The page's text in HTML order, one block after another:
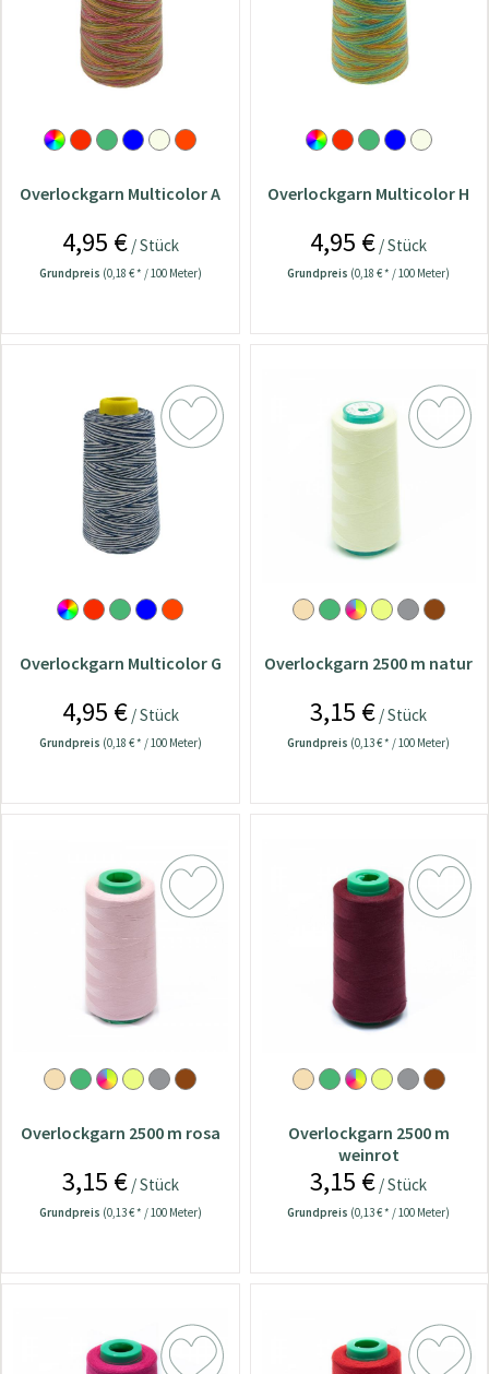
Overlockgarn Multicolor A
4,95 €/ Stück
Grundpreis (0,18 € * / 100 Meter)
Overlockgarn Multicolor H
4,95 € / Stück
Grundpreis (0,18 € * / 100 Meter)
Overlockgarn Multicolor G
4,95 €/ Stück
Grundpreis (0,18 € * / 100 Meter)
Overlockgarn 2500 m natur
3,15 € / Stück
Grundpreis (0,13 € * / 100 Meter)
Overlockgarn 2500 m rosa
3,15 €/ Stück
Grundpreis (0,13 € * / 100 Meter)
Overlockgarn 2500 m
weinrot
3,15 € / Stück
Grundpreis (0,13 € * / 100 Meter)